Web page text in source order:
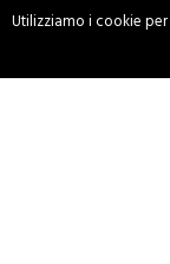
Utilizziamo i cookie